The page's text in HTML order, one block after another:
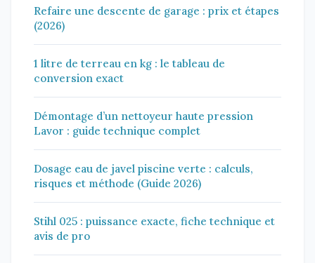
Refaire une descente de garage : prix et étapes
(2026)
1 litre de terreau en kg : le tableau de
conversion exact
Démontage d’un nettoyeur haute pression
Lavor : guide technique complet
Dosage eau de javel piscine verte : calculs,
risques et méthode (Guide 2026)
Stihl 025 : puissance exacte, fiche technique et
avis de pro